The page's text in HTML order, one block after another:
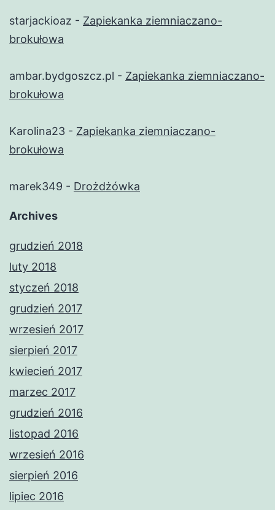
starjackioaz - Zapiekanka ziemniaczano-
brokułowa
ambar.bydgoszcz.pl - Zapiekanka ziemniaczano-
brokułowa
Karolina23 - Zapiekanka ziemniaczano-
brokułowa
marek349 - Drożdżówka
Archives
grudzień 2018
luty 2018
styczeń 2018
grudzień 2017
wrzesień 2017
sierpień 2017
kwiecień 2017
marzec 2017
grudzień 2016
listopad 2016
wrzesień 2016
sierpień 2016
lipiec 2016